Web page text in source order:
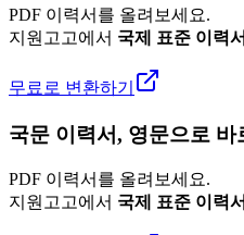
PDF 이력서를 올려보세요.
지원고고에서 국제 표준 이력서
무료로 변환하기
국문 이력서, 영문으로 바
PDF 이력서를 올려보세요.
지원고고에서 국제 표준 이력서